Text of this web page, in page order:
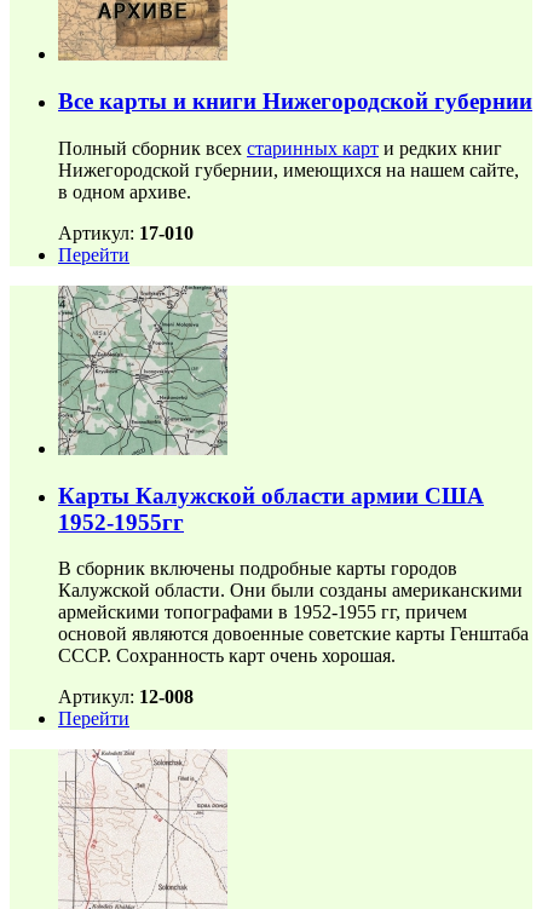
Все карты и книги Нижегородской губернии
Полный сборник всех старинных карт и редких книг
Нижегородской губернии, имеющихся на нашем сайте,
в одном архиве.
Артикул: 17-010
Перейти
Карты Калужской области армии США
1952-1955гг
В сборник включены подробные карты городов
Калужской области. Они были созданы американскими
армейскими топографами в 1952-1955 гг, причем
основой являются довоенные советские карты Генштаба
СССР. Сохранность карт очень хорошая.
Артикул: 12-008
Перейти